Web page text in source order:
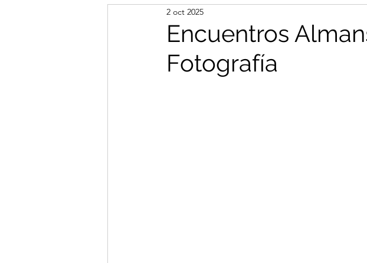
Encuentros
Fotografía
2 oct 2025